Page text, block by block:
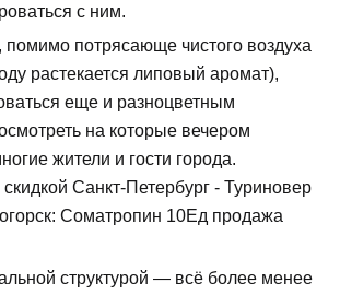
с ним.
помимо потрясающе чистого воздуха
растекается липовый аромат),
еще и разноцветным
на которые вечером
жители и гости города.
Санкт-Петербург - Туриновер
Cоматропин 10Ед продажа
структурой — всё более менее